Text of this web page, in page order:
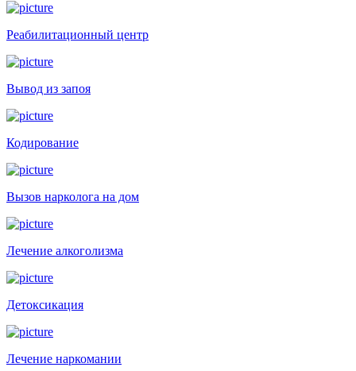
Реабилитационный центр
Вывод из запоя
Кодирование
Вызов нарколога на дом
Лечение алкоголизма
Детоксикация
Лечение наркомании